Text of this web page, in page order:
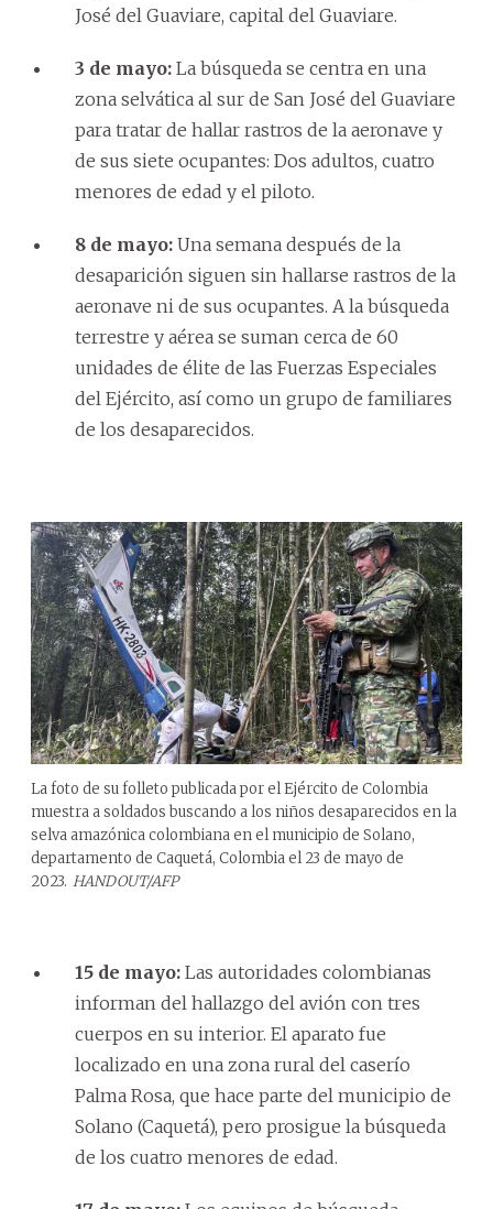
José del Guaviare, capital del Guaviare.
3 de mayo: La búsqueda se centra en una
zona selvática al sur de San José del Guaviare
para tratar de hallar rastros de la aeronave y
de sus siete ocupantes: Dos adultos, cuatro
menores de edad y el piloto.
8 de mayo: Una semana después de la
desaparición siguen sin hallarse rastros de la
aeronave ni de sus ocupantes. A la búsqueda
terrestre y aérea se suman cerca de 60
unidades de élite de las Fuerzas Especiales
del Ejército, así como un grupo de familiares
de los desaparecidos.
La foto de su folleto publicada por el Ejército de Colombia
muestra a soldados buscando a los niños desaparecidos en la
selva amazónica colombiana en el municipio de Solano,
departamento de Caquetá, Colombia el 23 de mayo de
2023. HANDOUT/AFP
15 de mayo: Las autoridades colombianas
informan del hallazgo del avión con tres
cuerpos en su interior. El aparato fue
localizado en una zona rural del caserío
Palma Rosa, que hace parte del municipio de
Solano (Caquetá), pero prosigue la búsqueda
de los cuatro menores de edad.